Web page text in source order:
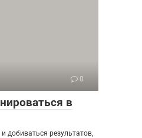
0
в
добиваться результатов,